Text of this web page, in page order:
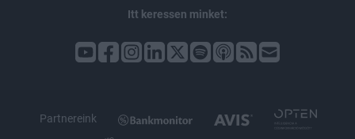
Itt keressen minket:
Partnereink